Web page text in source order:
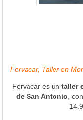
Fervacar, Taller en
Fervacar es un taller
de San Antonio ,